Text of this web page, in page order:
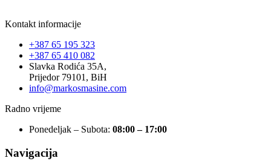
Kontakt informacije
+387 65 195 323
+387 65 410 082
Slavka Rodića 35A,
Prijedor 79101, BiH
info@markosmasine.com
Radno vrijeme
Ponedeljak – Subota: 08:00 – 17:00
Navigacija